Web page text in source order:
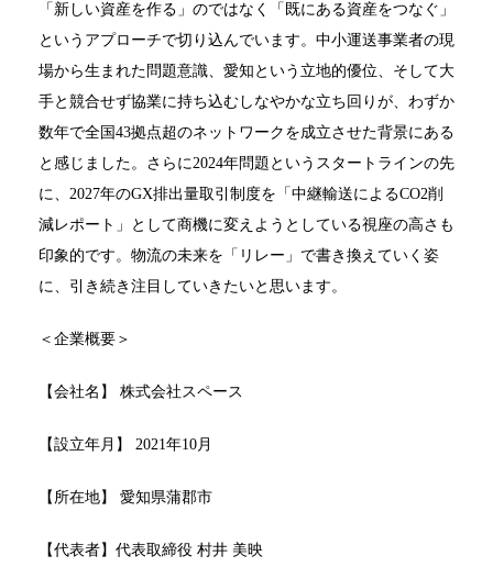
「新しい資産を作る」のではなく「既にある資産をつなぐ」
というアプローチで切り込んでいます。中小運送事業者の現
場から生まれた問題意識、愛知という立地的優位、そして大
手と競合せず協業に持ち込むしなやかな立ち回りが、わずか
数年で全国43拠点超のネットワークを成立させた背景にある
と感じました。さらに2024年問題というスタートラインの先
に、2027年のGX排出量取引制度を「中継輸送によるCO2削
減レポート」として商機に変えようとしている視座の高さも
印象的です。物流の未来を「リレー」で書き換えていく姿
に、引き続き注目していきたいと思います。
＜企業概要＞
【会社名】 株式会社スペース
【設立年月】 2021年10月
【所在地】 愛知県蒲郡市
【代表者】代表取締役 村井 美映